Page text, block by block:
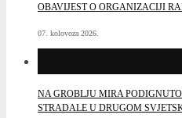
OBAVIJEST O ORGANIZACIJI
07. kolovoza 2026.
NA GROBLJU MIRA
STRADALE U DRUGOM